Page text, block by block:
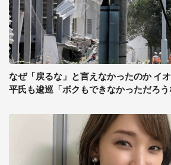
なぜ「戻るな」と言えなかったのか イ
平氏も逡巡「ボクもできなかっただろう